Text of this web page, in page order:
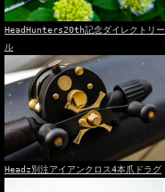
HeadHunters20th記念ダイレクトリー
ル
Headz別注アイアンクロス4本爪ドラグ